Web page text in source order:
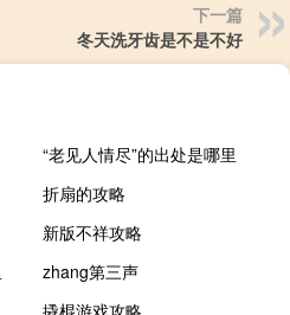
下一篇
冬天洗牙齿是不是不好
“老见人情尽”的出处是哪里
折扇的攻略
新版不祥攻略
zhang第三声
撬棍游戏攻略